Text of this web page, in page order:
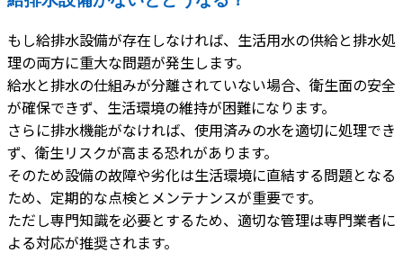
もし給排水設備が存在しなければ、生活用水の供給と排水処
理の両方に重大な問題が発生します。
給水と排水の仕組みが分離されていない場合、衛生面の安全
が確保できず、生活環境の維持が困難になります。
さらに排水機能がなければ、使用済みの水を適切に処理でき
ず、衛生リスクが高まる恐れがあります。
そのため設備の故障や劣化は生活環境に直結する問題となる
ため、定期的な点検とメンテナンスが重要です。
ただし専門知識を必要とするため、適切な管理は専門業者に
よる対応が推奨されます。